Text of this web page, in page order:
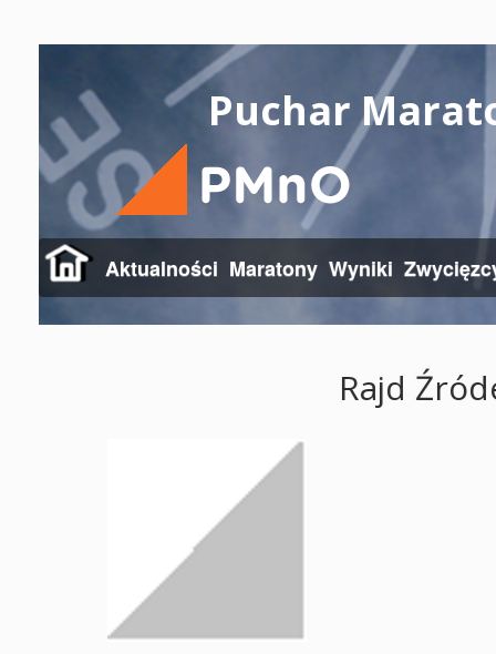
Puchar
Aktualności Maratony Wyniki
Rajd